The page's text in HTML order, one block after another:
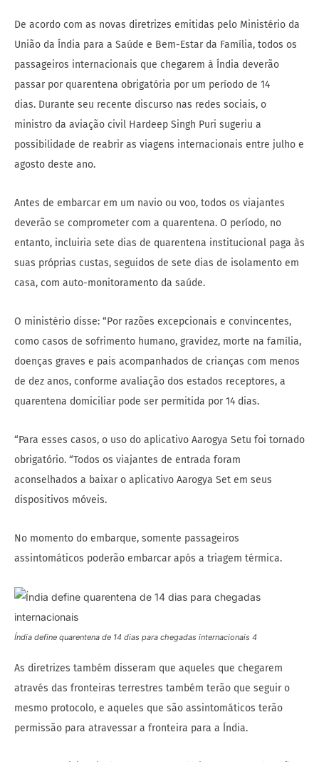
De acordo com as novas diretrizes emitidas pelo Ministério da
União da Índia para a Saúde e Bem-Estar da Família, todos os
passageiros internacionais que chegarem à Índia deverão
passar por quarentena obrigatória por um período de 14
dias. Durante seu recente discurso nas redes sociais, o
ministro da aviação civil Hardeep Singh Puri sugeriu a
possibilidade de reabrir as viagens internacionais entre julho e
agosto deste ano.
Antes de embarcar em um navio ou voo, todos os viajantes
deverão se comprometer com a quarentena. O período, no
entanto, incluiria sete dias de quarentena institucional paga às
suas próprias custas, seguidos de sete dias de isolamento em
casa, com auto-monitoramento da saúde.
O ministério disse: “Por razões excepcionais e convincentes,
como casos de sofrimento humano, gravidez, morte na família,
doenças graves e pais acompanhados de crianças com menos
de dez anos, conforme avaliação dos estados receptores, a
quarentena domiciliar pode ser permitida por 14 dias.
“Para esses casos, o uso do aplicativo Aarogya Setu foi tornado
obrigatório. “Todos os viajantes de entrada foram
aconselhados a baixar o aplicativo Aarogya Set em seus
dispositivos móveis.
No momento do embarque, somente passageiros
assintomáticos poderão embarcar após a triagem térmica.
Índia define quarentena de 14 dias para chegadas internacionais 4
As diretrizes também disseram que aqueles que chegarem
através das fronteiras terrestres também terão que seguir o
mesmo protocolo, e aqueles que são assintomáticos terão
permissão para atravessar a fronteira para a Índia.